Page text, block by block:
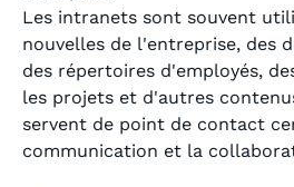
Les intranets sont souvent
nouvelles de l'entreprise, des
des répertoires d'employés,
les projets et d'autres
servent de point de contact
communication et la